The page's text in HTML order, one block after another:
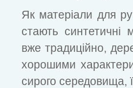
Як матеріали для
стають синтетичні
вже традиційно,
хорошими
сирого середовища,